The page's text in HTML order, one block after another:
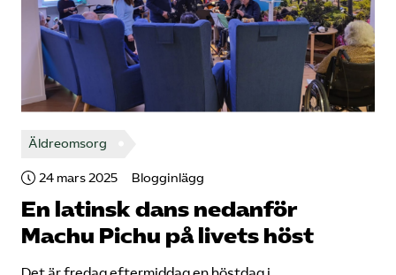
Äldreomsorg
24 mars 2025 Blogginlägg
En latinsk dans nedanför
Machu Pichu på livets höst